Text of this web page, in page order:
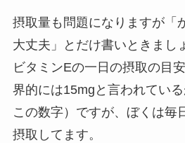
摂取量も問題になりますが「
大丈夫」とだけ書いときまし
ビタミンEの一日の摂取の目
界的には15mgと言われてい
この数字）ですが、ぼくは毎
摂取してます。